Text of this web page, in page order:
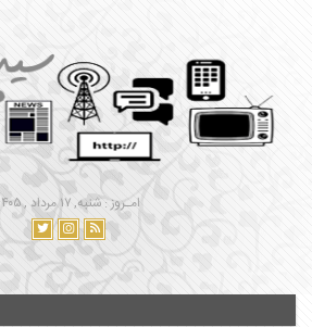
امـروز : شنبه, ۱۷ مرداد , ۱۴۰۵